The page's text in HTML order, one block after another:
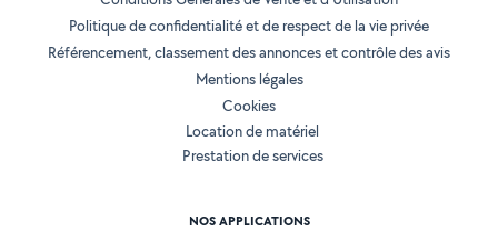
Politique de confidentialité et de respect de la vie privée
Référencement, classement des annonces et contrôle des avis
Mentions légales
Cookies
Location de matériel
Prestation de services
NOS APPLICATIONS